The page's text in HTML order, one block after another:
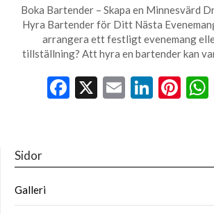
Boka Bartender – Skapa en Minnesvärd
Hyra Bartender för Ditt Nästa
arrangera ett festligt evenemang
tillställning? Att hyra en bartender kan
Facebook
X Email
Sidor
Galleri